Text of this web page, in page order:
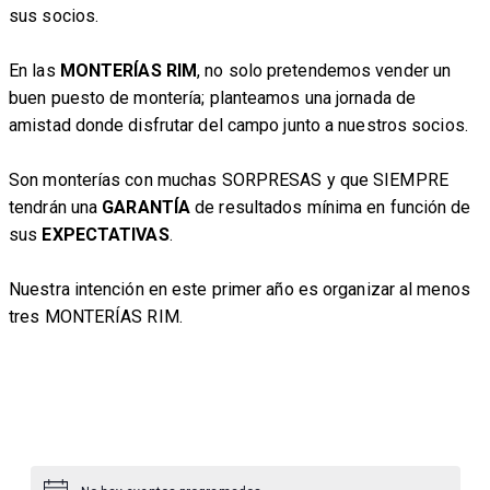
sus socios.
En las MONTERÍAS RIM, no solo pretendemos vender un
buen puesto de montería; planteamos una jornada de
amistad donde disfrutar del campo junto a nuestros socios.
Son monterías con muchas SORPRESAS y que SIEMPRE
tendrán una GARANTÍA de resultados mínima en función de
sus EXPECTATIVAS.
Nuestra intención en este primer año es organizar al menos
tres MONTERÍAS RIM.